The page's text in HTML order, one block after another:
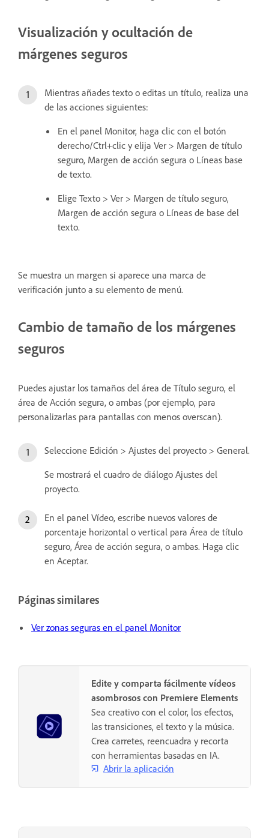
Visualización y ocultación de
márgenes seguros
Mientras añades texto o editas un título, realiza una
de las acciones siguientes:
En el panel Monitor, haga clic con el botón
derecho/Ctrl+clic y elija Ver > Margen de título
seguro, Margen de acción segura o Líneas base
de texto.
Elige Texto > Ver > Margen de título seguro,
Margen de acción segura o Líneas de base del
texto.
Se muestra un margen si aparece una marca de
verificación junto a su elemento de menú.
Cambio de tamaño de los márgenes
seguros
Puedes ajustar los tamaños del área de Título seguro, el
área de Acción segura, o ambas (por ejemplo, para
personalizarlas para pantallas con menos overscan).
Seleccione Edición > Ajustes del proyecto > General.
Se mostrará el cuadro de diálogo Ajustes del
proyecto.
En el panel Vídeo, escribe nuevos valores de
porcentaje horizontal o vertical para Área de título
seguro, Área de acción segura, o ambas. Haga clic
en Aceptar.
Páginas similares
Ver zonas seguras en el panel Monitor
Edite y comparta fácilmente vídeos
asombrosos con Premiere Elements
Sea creativo con el color, los efectos,
las transiciones, el texto y la música.
Crea carretes, reencuadra y recorta
con herramientas basadas en IA.
Abrir la aplicación